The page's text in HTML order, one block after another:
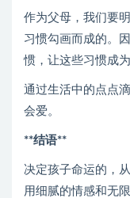
作为父母，我们要
习惯勾画而成的。
惯，让这些习惯成
通过生活中的点点
会爱。
**结语**
决定孩子命运的，
用细腻的情感和无